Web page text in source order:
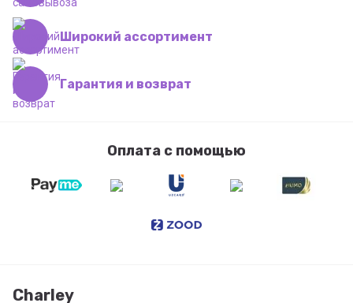
Широкий ассортимент
Гарантия и возврат
Оплата с помощью
Charley